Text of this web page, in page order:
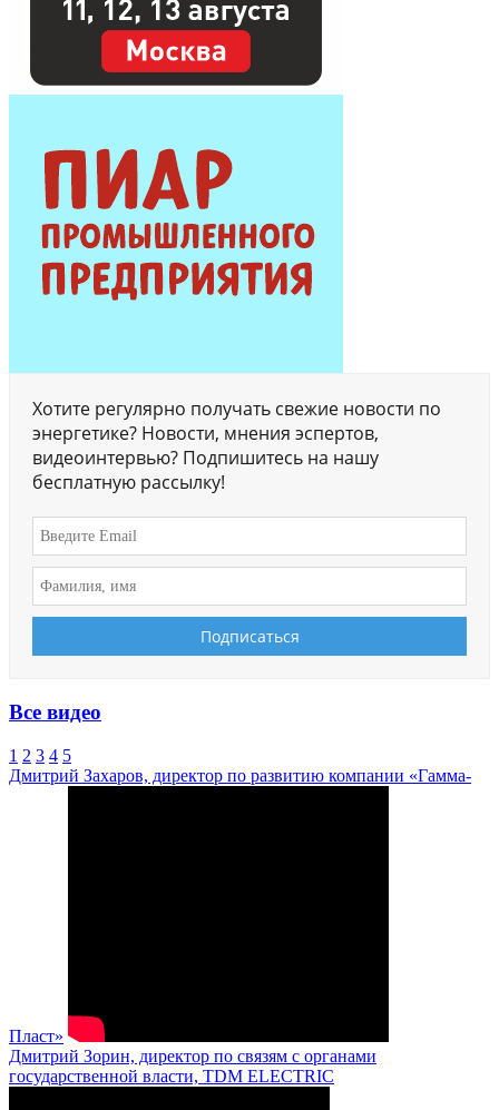
Хотите регулярно получать свежие новости по
энергетике? Новости, мнения эспертов,
видеоинтервью? Подпишитесь на нашу
бесплатную рассылку!
Все видео
1 2 3 4 5
Дмитрий Захаров, директор по развитию компании «Гамма-
Пласт»
Дмитрий Зорин, директор по связям с органами
государственной власти, TDM ELECTRIC